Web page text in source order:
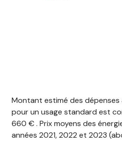
Montant estimé des dépenses
pour un usage standard est
660 € . Prix moyens des
années 2021, 2022 et 2023